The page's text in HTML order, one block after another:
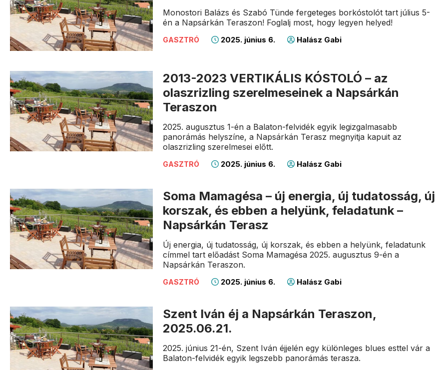
Monostori Balázs és Szabó Tünde fergeteges borkóstolót tart július 5-
én a Napsárkán Teraszon! Foglalj most, hogy legyen helyed!
GASZTRÓ 2025. június 6. Halász Gabi
2013-2023 VERTIKÁLIS KÓSTOLÓ – az
olaszrizling szerelmeseinek a Napsárkán
Teraszon
2025. augusztus 1-én a Balaton-felvidék egyik legizgalmasabb
panorámás helyszíne, a Napsárkán Terasz megnyitja kapuit az
olaszrizling szerelmesei előtt.
GASZTRÓ 2025. június 6. Halász Gabi
Soma Mamagésa – új energia, új tudatosság, új
korszak, és ebben a helyünk, feladatunk –
Napsárkán Terasz
Új energia, új tudatosság, új korszak, és ebben a helyünk, feladatunk
címmel tart előadást Soma Mamagésa 2025. augusztus 9-én a
Napsárkán Teraszon.
GASZTRÓ 2025. június 6. Halász Gabi
Szent Iván éj a Napsárkán Teraszon,
2025.06.21.
2025. június 21-én, Szent Iván éjjelén egy különleges blues esttel vár a
Balaton-felvidék egyik legszebb panorámás terasza.